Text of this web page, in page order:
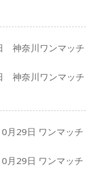
神奈川ワンマッチ
神奈川ワンマッチ
月29日 ワンマッチ
月29日 ワンマッチ